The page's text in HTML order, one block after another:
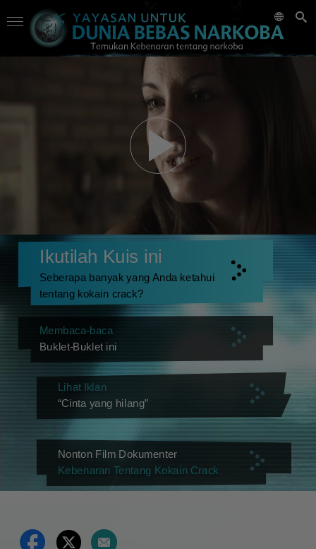
Ikutilah Kuis ini
Seberapa banyak yang Anda ketahui
tentang kokain crack?
Membaca-baca
Buklet-Buklet ini
Lihat Iklan
“Cinta yang hilang”
Nonton Film Dokumenter
Kebenaran Tentang Kokain Crack